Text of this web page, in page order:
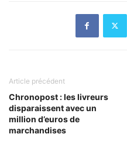
Article précédent
Chronopost : les livreurs
disparaissent avec un
million d’euros de
marchandises